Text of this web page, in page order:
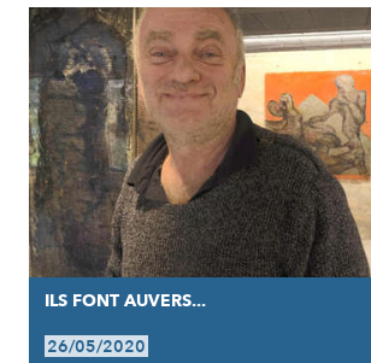
ILS FONT AUVERS...
26/05/2020